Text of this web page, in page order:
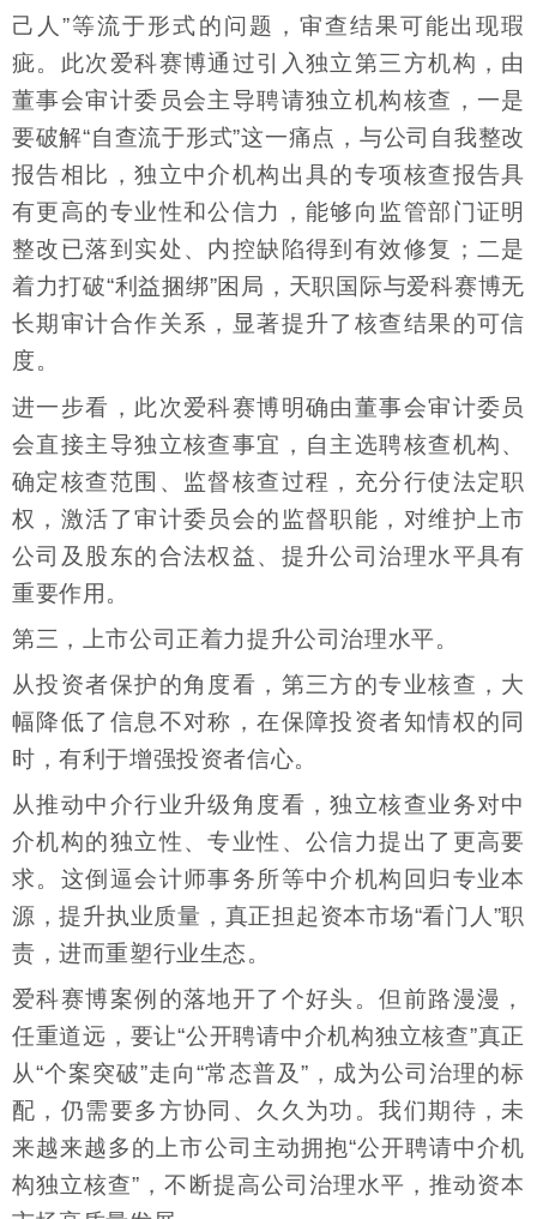
己人”等流于形式的问题，审查结果可能出现瑕
疵。此次爱科赛博通过引入独立第三方机构，由
董事会审计委员会主导聘请独立机构核查，一是
要破解“自查流于形式”这一痛点，与公司自我整改
报告相比，独立中介机构出具的专项核查报告具
有更高的专业性和公信力，能够向监管部门证明
整改已落到实处、内控缺陷得到有效修复；二是
着力打破“利益捆绑”困局，天职国际与爱科赛博无
长期审计合作关系，显著提升了核查结果的可信
度。
进一步看，此次爱科赛博明确由董事会审计委员
会直接主导独立核查事宜，自主选聘核查机构、
确定核查范围、监督核查过程，充分行使法定职
权，激活了审计委员会的监督职能，对维护上市
公司及股东的合法权益、提升公司治理水平具有
重要作用。
第三，上市公司正着力提升公司治理水平。
从投资者保护的角度看，第三方的专业核查，大
幅降低了信息不对称，在保障投资者知情权的同
时，有利于增强投资者信心。
从推动中介行业升级角度看，独立核查业务对中
介机构的独立性、专业性、公信力提出了更高要
求。这倒逼会计师事务所等中介机构回归专业本
源，提升执业质量，真正担起资本市场“看门人”职
责，进而重塑行业生态。
爱科赛博案例的落地开了个好头。但前路漫漫，
任重道远，要让“公开聘请中介机构独立核查”真正
从“个案突破”走向“常态普及”，成为公司治理的标
配，仍需要多方协同、久久为功。我们期待，未
来越来越多的上市公司主动拥抱“公开聘请中介机
构独立核查”，不断提高公司治理水平，推动资本